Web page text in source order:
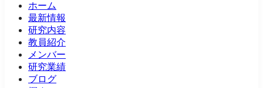
ホーム
最新情報
研究内容
教員紹介
メンバー
研究業績
ブログ